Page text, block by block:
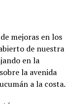
mejoras en los
de nuestra
en la
la avenida
a la costa.